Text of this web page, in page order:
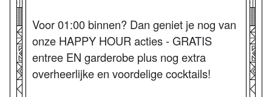
Voor 01:00 binnen? Dan geniet je nog van
onze HAPPY HOUR acties - GRATIS
entree EN garderobe plus nog extra
overheerlijke en voordelige cocktails!